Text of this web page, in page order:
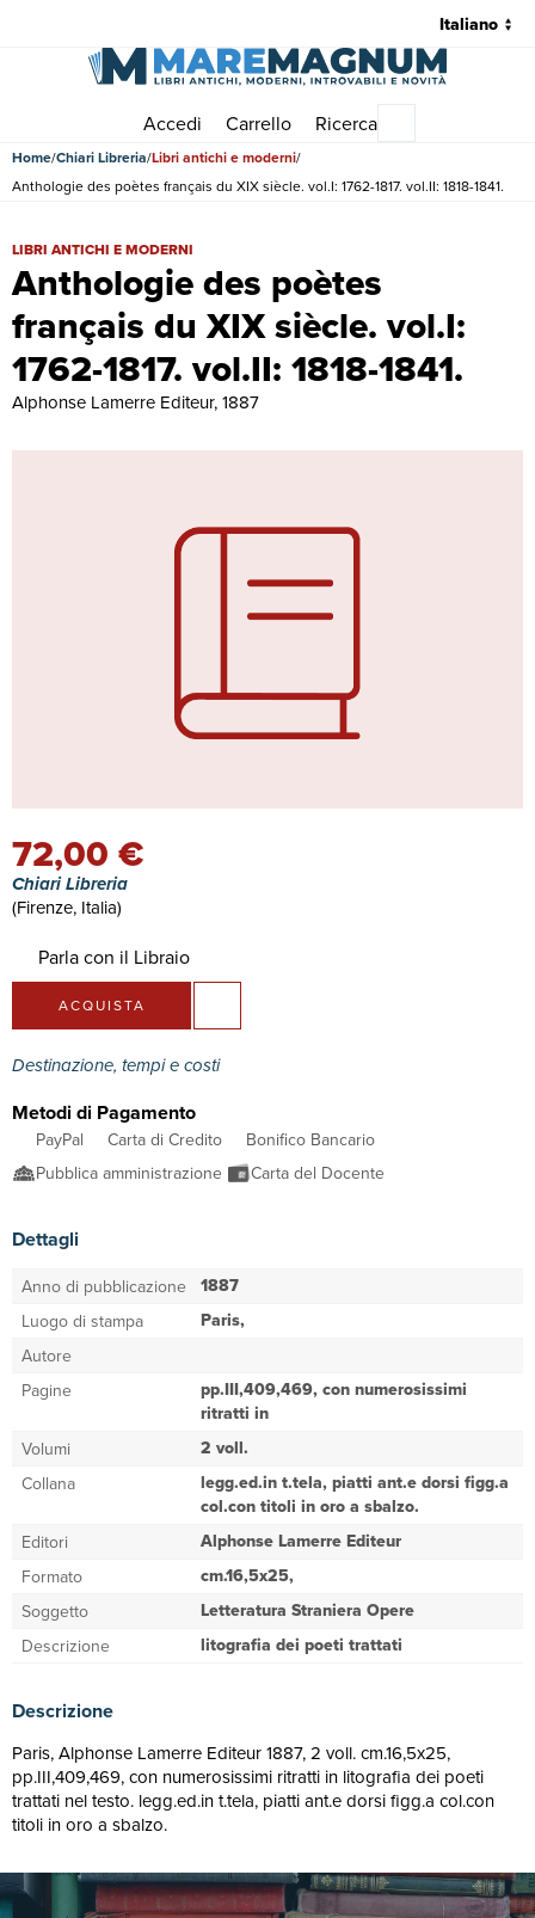
Accedi Carrello Ricerca
Home Chiari Libreria Libri antichi e moderni
Anthologie des poètes français du XIX siècle. vol.I: 1762-1817. vol.II: 1818-1841.
Anthologie des poètes
français du XIX siècle. vol.I:
1762-1817. vol.II: 1818-1841.
Anthologie des poètes français du XIX siècle. vol.I: 1762-1817. vol.II:
LIBRI ANTICHI E MODERNI
Alphonse Lamerre Editeur, 1887
72,00 €
Chiari Libreria
(Firenze, Italia)
Parla con il Libraio
ACQUISTA
Destinazione, tempi e costi
Metodi di Pagamento
PayPal Carta di Credito
Bonifico Bancario
Pubblica amministrazione
Carta del Docente
Dettagli
Anno di pubblicazione 1887
Luogo di stampa Paris,
Autore
Pagine
pp.III,409,469, con numerosissimi
ritratti in
Volumi 2 voll.
Collana
legg.ed.in t.tela, piatti ant.e dorsi figg.a
col.con titoli in oro a sbalzo.
Editori Alphonse Lamerre Editeur
Formato cm.16,5x25,
Soggetto Letteratura Straniera Opere
Descrizione litografia dei poeti trattati
Descrizione
Paris, Alphonse Lamerre Editeur 1887, 2 voll. cm.16,5x25,
pp.III,409,469, con numerosissimi ritratti in litografia dei poeti
trattati nel testo. legg.ed.in t.tela, piatti ant.e dorsi figg.a col.con
titoli in oro a sbalzo.